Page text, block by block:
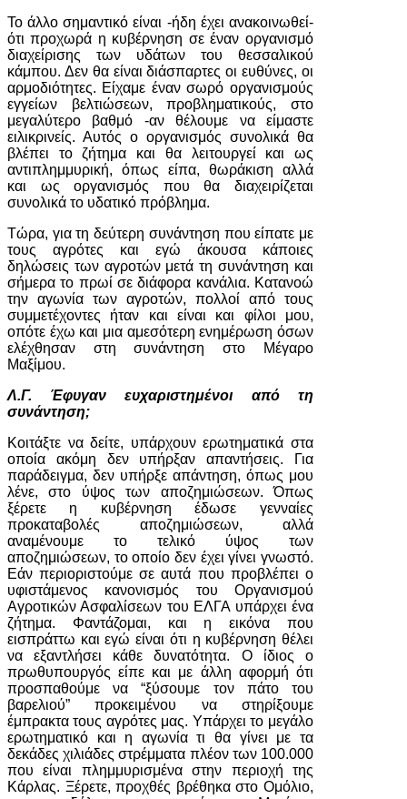
Το άλλο σημαντικό είναι -ήδη έχει ανακοινωθεί-
ότι προχωρά η κυβέρνηση σε έναν οργανισμό
διαχείρισης των υδάτων του θεσσαλικού
κάμπου. Δεν θα είναι διάσπαρτες οι ευθύνες, οι
αρμοδιότητες. Είχαμε έναν σωρό οργανισμούς
εγγείων βελτιώσεων, προβληματικούς, στο
μεγαλύτερο βαθμό -αν θέλουμε να είμαστε
ειλικρινείς. Αυτός ο οργανισμός συνολικά θα
βλέπει το ζήτημα και θα λειτουργεί και ως
αντιπλημμυρική, όπως είπα, θωράκιση αλλά
και ως οργανισμός που θα διαχειρίζεται
συνολικά το υδατικό πρόβλημα.
Τώρα, για τη δεύτερη συνάντηση που είπατε με
τους αγρότες και εγώ άκουσα κάποιες
δηλώσεις των αγροτών μετά τη συνάντηση και
σήμερα το πρωί σε διάφορα κανάλια. Κατανοώ
την αγωνία των αγροτών, πολλοί από τους
συμμετέχοντες ήταν και είναι και φίλοι μου,
οπότε έχω και μια αμεσότερη ενημέρωση όσων
ελέχθησαν στη συνάντηση στο Μέγαρο
Μαξίμου.
Λ.Γ. Έφυγαν ευχαριστημένοι από τη
συνάντηση;
Κοιτάξτε να δείτε, υπάρχουν ερωτηματικά στα
οποία ακόμη δεν υπήρξαν απαντήσεις. Για
παράδειγμα, δεν υπήρξε απάντηση, όπως μου
λένε, στο ύψος των αποζημιώσεων. Όπως
ξέρετε η κυβέρνηση έδωσε γενναίες
προκαταβολές αποζημιώσεων, αλλά
αναμένουμε το τελικό ύψος των
αποζημιώσεων, το οποίο δεν έχει γίνει γνωστό.
Εάν περιοριστούμε σε αυτά που προβλέπει ο
υφιστάμενος κανονισμός του Οργανισμού
Αγροτικών Ασφαλίσεων του ΕΛΓΑ υπάρχει ένα
ζήτημα. Φαντάζομαι, και η εικόνα που
εισπράττω και εγώ είναι ότι η κυβέρνηση θέλει
να εξαντλήσει κάθε δυνατότητα. Ο ίδιος ο
πρωθυπουργός είπε και με άλλη αφορμή ότι
προσπαθούμε να “ξύσουμε τον πάτο του
βαρελιού” προκειμένου να στηρίξουμε
έμπρακτα τους αγρότες μας. Υπάρχει το μεγάλο
ερωτηματικό και η αγωνία τι θα γίνει με τα
δεκάδες χιλιάδες στρέμματα πλέον των 100.000
που είναι πλημμυρισμένα στην περιοχή της
Κάρλας. Ξέρετε, προχθές βρέθηκα στο Ομόλιο,